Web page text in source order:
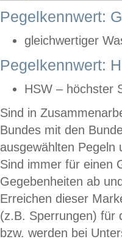
Pegelkennwert:
gleichwertiger
Pegelkennwert:
HSW – höchster
Sind in
Bundes mit den
ausgewählten
Sind immer für einen
Gegebenheiten ab
Erreichen dieser
(z.B. Sperrungen) für
bzw. werden bei